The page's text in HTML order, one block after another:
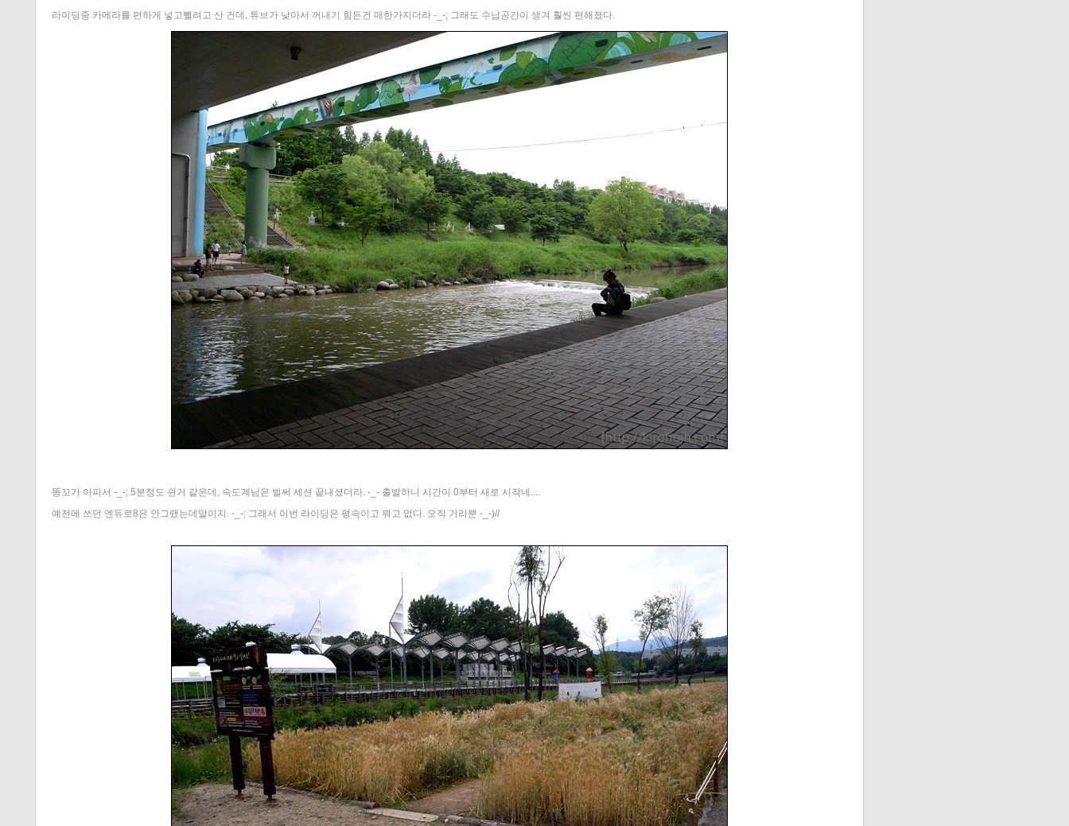
라이딩중 카메라를 편하게 넣고뺄려고 산 건데, 튜브가 낮아서 꺼내기 힘든건 매한가지더라 -_-; 그래도 수납공간이 생겨 훨씬 편해졌다.
똥꼬가 아파서 -_-; 5분정도 쉰거 같은데, 속도계님은 벌써 세션 끝내셨더라. -_- 출발하니 시간이 0부터 새로 시작네....
예전에 쓰던 엔듀로8은 안그랬는데말이지. -_-; 그래서 이번 라이딩은 평속이고 뭐고 없다. 오직 거리뿐 -_-)//